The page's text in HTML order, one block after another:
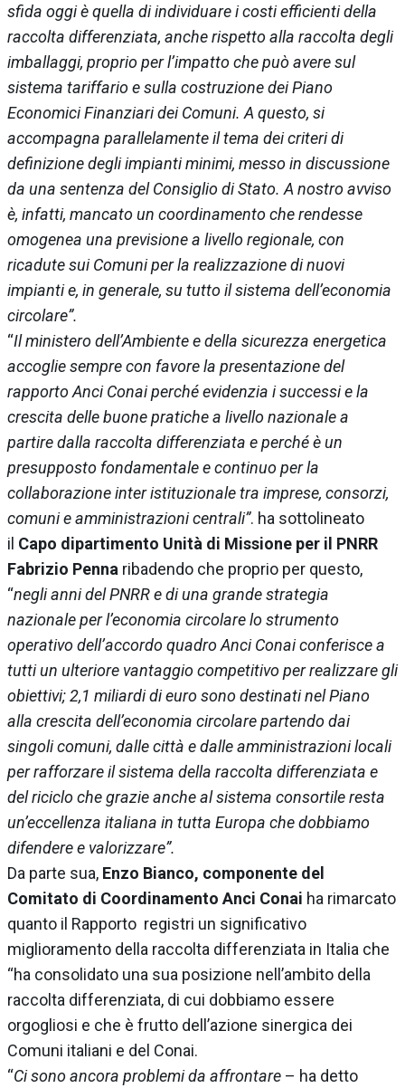
sfida oggi è quella di individuare i costi efficienti della
raccolta differenziata, anche rispetto alla raccolta degli
imballaggi, proprio per l’impatto che può avere sul
sistema tariffario e sulla costruzione dei Piano
Economici Finanziari dei Comuni. A questo, si
accompagna parallelamente il tema dei criteri di
definizione degli impianti minimi, messo in discussione
da una sentenza del Consiglio di Stato. A nostro avviso
è, infatti, mancato un coordinamento che rendesse
omogenea una previsione a livello regionale, con
ricadute sui Comuni per la realizzazione di nuovi
impianti e, in generale, su tutto il sistema dell’economia
circolare”.
“Il ministero dell’Ambiente e della sicurezza energetica
accoglie sempre con favore la presentazione del
rapporto Anci Conai perché evidenzia i successi e la
crescita delle buone pratiche a livello nazionale a
partire dalla raccolta differenziata e perché è un
presupposto fondamentale e continuo per la
collaborazione inter istituzionale tra imprese, consorzi,
comuni e amministrazioni centrali”. ha sottolineato
il Capo dipartimento Unità di Missione per il PNRR
Fabrizio Penna ribadendo che proprio per questo,
“negli anni del PNRR e di una grande strategia
nazionale per l’economia circolare lo strumento
operativo dell’accordo quadro Anci Conai conferisce a
tutti un ulteriore vantaggio competitivo per realizzare gli
obiettivi; 2,1 miliardi di euro sono destinati nel Piano
alla crescita dell’economia circolare partendo dai
singoli comuni, dalle città e dalle amministrazioni locali
per rafforzare il sistema della raccolta differenziata e
del riciclo che grazie anche al sistema consortile resta
un’eccellenza italiana in tutta Europa che dobbiamo
difendere e valorizzare”.
Da parte sua, Enzo Bianco, componente del
Comitato di Coordinamento Anci Conai ha rimarcato
quanto il Rapporto registri un significativo
miglioramento della raccolta differenziata in Italia che
“ha consolidato una sua posizione nell’ambito della
raccolta differenziata, di cui dobbiamo essere
orgogliosi e che è frutto dell’azione sinergica dei
Comuni italiani e del Conai.
“Ci sono ancora problemi da affrontare – ha detto